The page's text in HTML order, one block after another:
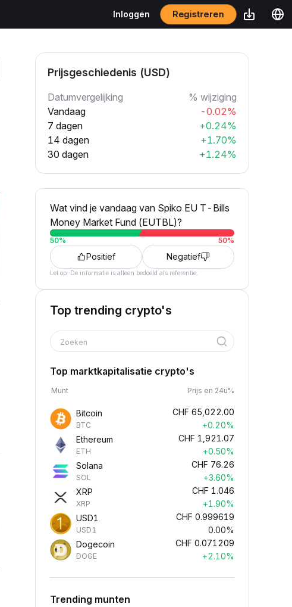
Inloggen Registreren
Prijsgeschiedenis (USD)
Datumvergelijking
% wijziging
Vandaag
-0.02%
7 dagen
+0.24%
14 dagen
+1.70%
30 dagen
+1.24%
Wat vind je vandaag van Spiko EU T-Bills
Money Market Fund (EUTBL)?
50% 50%
Positief Negatief
Let op: De informatie is alleen bedoeld als referentie.
Top trending crypto's
Zoeken
Top marktkapitalisatie crypto's
Munt Prijs en 24u%
Bitcoin
BTC
CHF 65,022.00
+0.20%
Ethereum
ETH
CHF 1,921.07
+0.50%
Solana
SOL
CHF 76.26
+3.60%
XRP
XRP
CHF 1.046
+1.90%
USD1
USD1
CHF 0.999619
0.00%
Dogecoin
DOGE
CHF 0.071209
+2.10%
Trending munten